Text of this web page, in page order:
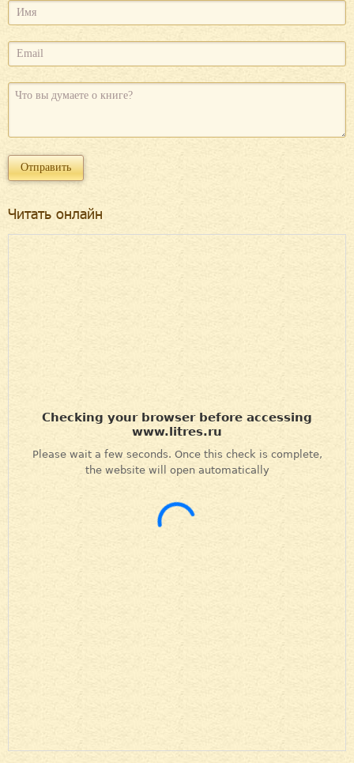
Читать онлайн